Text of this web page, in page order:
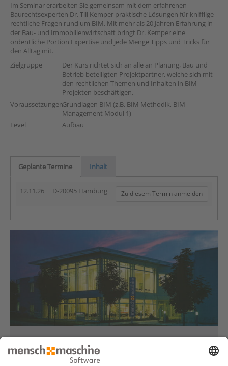
Im Seminar erarbeiten Sie gemeinsam mit dem erfahrenen
Baurechtsexperten Dr. Till Kemper praktische Lösungen für knifflige
rechtliche Fragen rund um BIM. Mit mehr als 20 Jahren Erfahrung in
der Bau- und Immobilienwirtschaft bringt Dr. Kemper eine
ordentliche Portion Expertise und jede Menge Tipps und Tricks für
den Alltag mit.
Zielgruppe
Der Kurs richtet sich an alle an Planung, Bau und
Betrieb beteiligten Projektpartner, welche sich mit
den rechtlichen Themen und Inhalten in BIM
Projekten beschäftigen.
VoraussetzungenGrundlagen BIM (z.B. BIM Methodik, BIM
Management Modul 1)
Level
Aufbau
Geplante Termine Inhalt
12.11.26 D-20095 Hamburg Zu diesem Termin anmelden
Haben Sie Fragen?
Dann rufen Sie uns an...